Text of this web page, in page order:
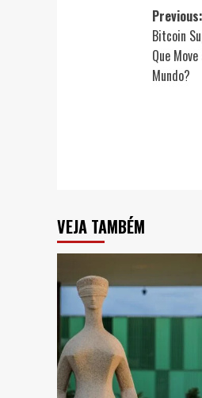
Post
Previous:
Bitcoin
Que
Mundo?
VEJA TAMBÉM